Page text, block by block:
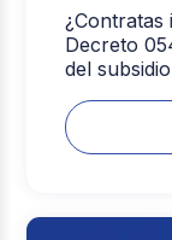
¿Contratas
Decreto
del